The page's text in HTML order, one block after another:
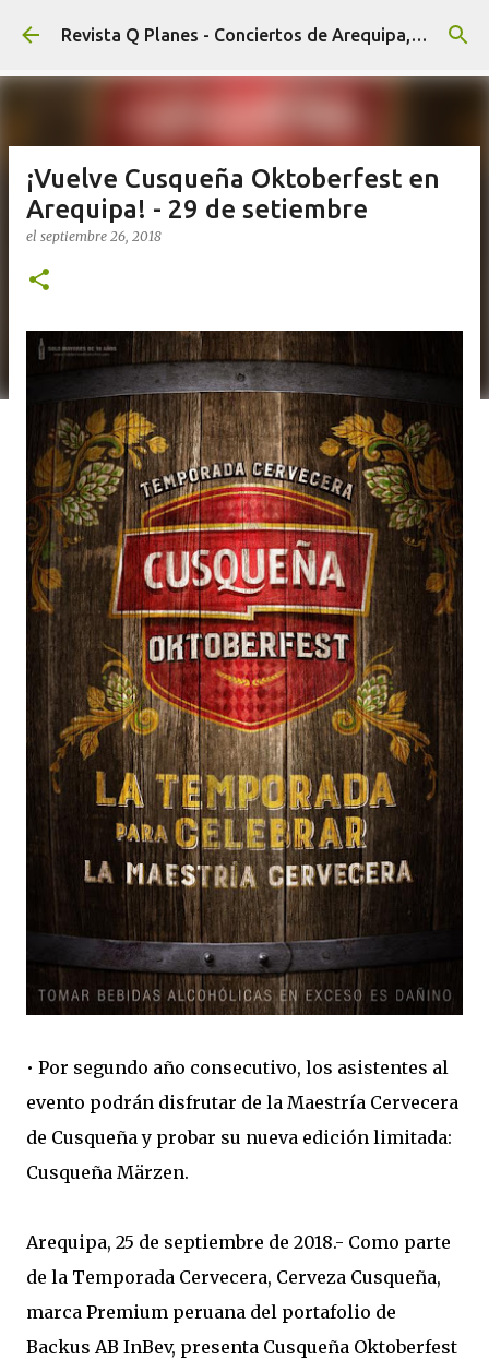
Ir al contenido principal Revista Q Planes - Conciertos de Arequipa, fiestas, eventos y Cultura
¡Vuelve Cusqueña Oktoberfest en
Arequipa! - 29 de setiembre
el septiembre 26, 2018
• Por segundo año consecutivo, los asistentes al
evento podrán disfrutar de la Maestría Cervecera
de Cusqueña y probar su nueva edición limitada:
Cusqueña Märzen.
Arequipa, 25 de septiembre de 2018.- Como parte
de la Temporada Cervecera, Cerveza Cusqueña,
marca Premium peruana del portafolio de
Backus AB InBev, presenta Cusqueña Oktoberfest